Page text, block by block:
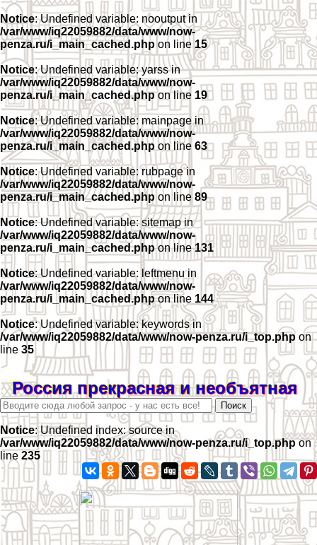
Notice: Undefined variable: nooutput in
/var/www/iq22059882/data/www/now-
penza.ru/i_main_cached.php on line 15
Notice: Undefined variable: yarss in
/var/www/iq22059882/data/www/now-
penza.ru/i_main_cached.phpon line 19
Notice: Undefined variable: mainpage in
/var/www/iq22059882/data/www/now-
penza.ru/i_main_cached.php on line 63
Notice: Undefined variable: rubpage in
/var/www/iq22059882/data/www/now-
penza.ru/i_main_cached.php on line 89
Notice: Undefined variable: sitemap in
/var/www/iq22059882/data/www/now-
penza.ru/i_main_cached.phpon line131
Notice: Undefined variable: leftmenu in
/var/www/iq22059882/data/www/now-
penza.ru/i_main_cached.phpon line 144
Notice: Undefined variable: keywords in
/var/www/iq22059882/data/www/now-penza.ru/i_top.php on
line 35
Россия прекрасная и необъятная
Notice: Undefined index: source in
/var/www/iq22059882/data/www/now-penza.ru/i_top.phpon
line 235